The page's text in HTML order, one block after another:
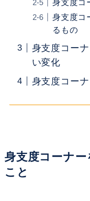
身支度コ
身支度コ
るもの
身支度コー
い変化
身支度コー
身支度コーナ
こと